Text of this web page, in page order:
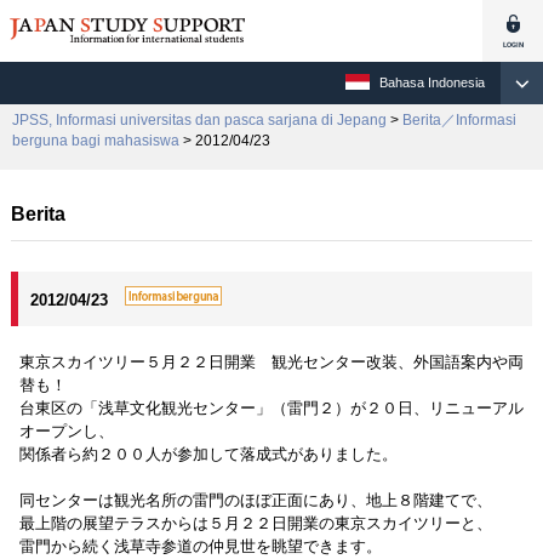
Bahasa Indonesia
JPSS, Informasi universitas dan pasca sarjana di Jepang > Berita／Informasi
berguna bagi mahasiswa > 2012/04/23
Berita
2012/04/23
東京スカイツリー５月２２日開業 観光センター改装、外国語案内や両
替も！
台東区の「浅草文化観光センター」（雷門２）が２０日、リニューアル
オープンし、
関係者ら約２００人が参加して落成式がありました。
同センターは観光名所の雷門のほぼ正面にあり、地上８階建てで、
最上階の展望テラスからは５月２２日開業の東京スカイツリーと、
雷門から続く浅草寺参道の仲見世を眺望できます。